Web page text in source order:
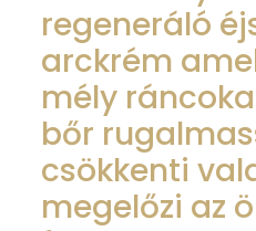
regeneráló
arckrém
mély
bőr
csökkenti
megelőzi az